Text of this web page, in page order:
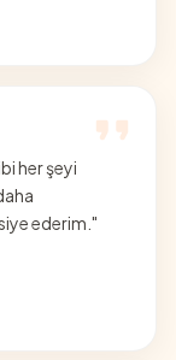
her şeyi
ederim. "